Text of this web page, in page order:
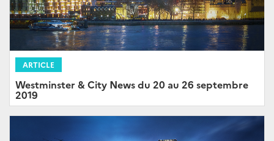
ARTICLE
Westminster & City News du 20 au 26 septembre
2019